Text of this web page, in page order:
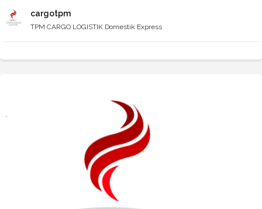
cargotpm
TPM CARGO LOGISTIK Domestik Express